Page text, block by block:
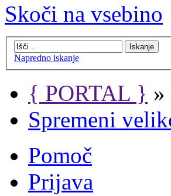
Skoči na vsebino
Napredno iskanje
{ PORTAL } »
Spremeni
Pomoč
Prijava